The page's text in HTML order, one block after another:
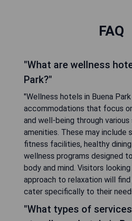
FAQ
"What are wellness
Park?"
"Wellness hotels in Buena Park
accommodations that focus
and well-being through various
amenities. These may include
fitness facilities, healthy
wellness programs designed
body and mind. Visitors
approach to relaxation will
cater specifically to their
"What types of